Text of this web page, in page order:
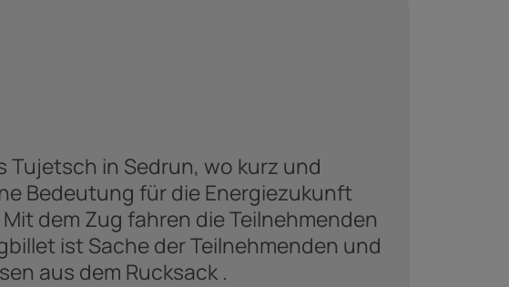
Tujetsch in Sedrun, wo kurz und
Bedeutung für die Energiezukunft
dem Zug fahren die Teilnehmenden
ist Sache der Teilnehmenden und
aus dem Rucksack .